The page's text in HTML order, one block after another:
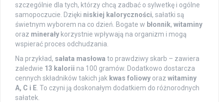
szczególnie dla tych, którzy chcą zadbać o sylwetkę i ogólne
samopoczucie. Dzięki niskiej kaloryczności, sałatki są
świetnym wyborem na co dzień. Bogate w błonnik, witaminy
oraz minerały korzystnie wpływają na organizm i mogą
wspierać proces odchudzania.
Na przykład, sałata masłowa to prawdziwy skarb – zawiera
zaledwie 13 kalorii na 100 gramów. Dodatkowo dostarcza
cennych składników takich jak kwas foliowy oraz witaminy
A, C i E . To czyni ją doskonałym dodatkiem do różnorodnych
sałatek.